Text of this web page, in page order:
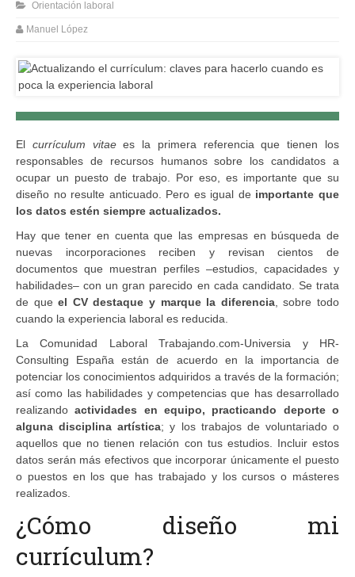
Orientación laboral
Manuel López
El currículum vitaees la primera referencia que tienen los
responsables de recursos humanos sobre los candidatos a
ocupar un puesto de trabajo. Por eso, es importante que su
diseño no resulte anticuado. Pero es igual de importante que
los datos estén siempre actualizados.
Hay que tener en cuenta que las empresas en búsqueda de
nuevas incorporaciones reciben y revisan cientos de
documentos que muestran perfiles –estudios, capacidades y
habilidades– con un gran parecido en cada candidato. Se trata
de queel CV destaque y marque la diferencia, sobre todo
cuando la experiencia laboral es reducida.
La Comunidad Laboral Trabajando.com-Universia y HR-
Consulting España están de acuerdo en la importancia de
potenciar los conocimientos adquiridos a través de la formación;
así como las habilidades y competencias que has desarrollado
realizandoactividades en equipo, practicando deporte o
alguna disciplina artística; y los trabajos de voluntariado o
aquellos que no tienen relación con tus estudios. Incluir estos
datos serán más efectivos que incorporar únicamente el puesto
o puestos en los que has trabajado y los cursos o másteres
realizados.
¿Cómo diseño mi
currículum?